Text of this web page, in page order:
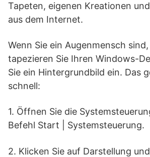
Tapeten, eigenen Kreationen
aus dem Internet.
Wenn Sie ein Augenmensch
tapezieren Sie Ihren Windows-
Sie ein Hintergrundbild ein. Das
schnell:
1. Öffnen Sie die
Befehl Start | Systemsteuerung.
2. Klicken Sie auf Darstellung